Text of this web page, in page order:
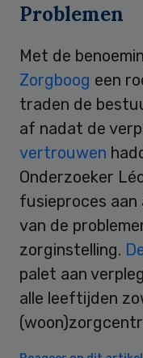
Problemen
Met de
Zorgboog een
traden de
af nadat de
vertrouwen
Onderzoeker
fusieproces aan
van de
zorginstelling.
palet aan
alle leeftijden